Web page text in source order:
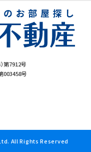
第7912号
003458号
All Rights Reserved